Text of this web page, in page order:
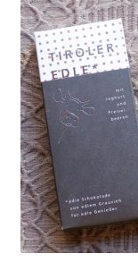
SHOP
Kontakt/Anfahrt